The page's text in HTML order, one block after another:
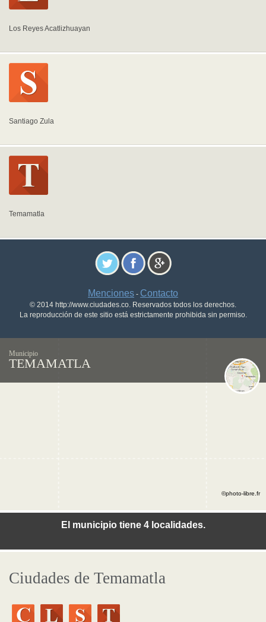
Los Reyes Acatlizhuayan
Santiago Zula
Temamatla
Menciones - Contacto
© 2014 http://www.ciudades.co. Reservados todos los derechos.
La reproducción de este sitio está estrictamente prohibida sin permiso.
Municipio
TEMAMATLA
El municipio tiene 4 localidades.
©photo-libre.fr
Ciudades de Temamatla